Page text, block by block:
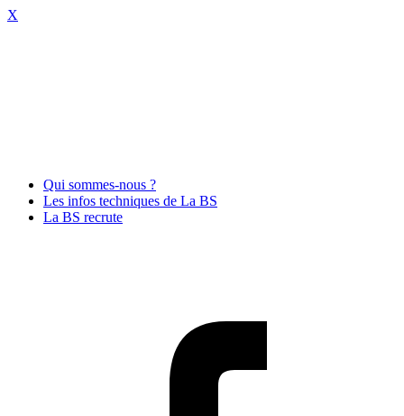
X
Qui sommes-nous ?
Les infos techniques de La BS
La BS recrute